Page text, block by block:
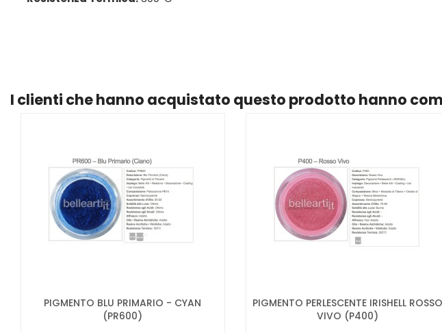
I clienti che hanno acquistato questo prodotto hanno
PIGMENTO BLU PRIMARIO - CYAN
(PR600)
PIGMENTO PERLESCENTE IRISHELL ROSSO
VIVO (P400)